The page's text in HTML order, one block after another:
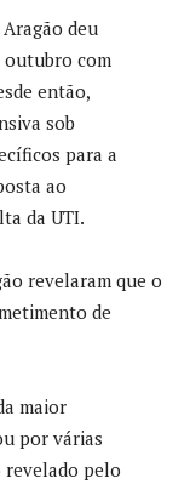
deu
com
então,
sob
para a
ao
da UTI.
revelaram que o
de
maior
por várias
revelado pelo